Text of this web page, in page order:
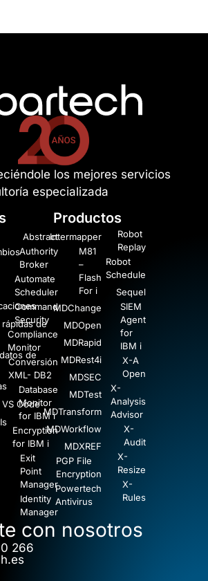
los mejores servicios
especializada
de
de
Code
Productos
Abstract
Authority
Broker
Automate
Scheduler
Command
Security
Compliance
Monitor
Conversión
XML- DB2
Database
Monitor
for IBM i
Encryption
for IBM i
Exit
Point
Manager
Identity
Manager
Intermapper
M81
–
Flash
For i
MDChange
MDOpen
MDRapid
MDRest4i
MDSEC
MDTest
MDTransform
MDWorkflow
MDXREF
PGP File
Encryption
Powertech
Antivirus
Robot
Replay
Robot
Schedule
Sequel
SIEM
Agent
for
IBM i
X-A
Open
X-
Analysis
Advisor
X-
Audit
X-
Resize
X-
Rules
con nosotros
266